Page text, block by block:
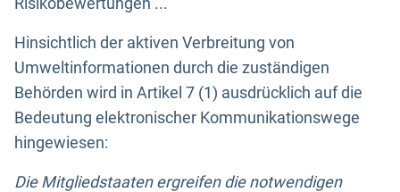
Hinsichtlich der aktiven Verbreitung von
Umweltinformationen durch die zuständigen
Behörden wird in Artikel 7 (1) ausdrücklich auf die
Bedeutung elektronischer Kommunikationswege
hingewiesen:
Die Mitgliedstaaten ergreifen die notwendigen